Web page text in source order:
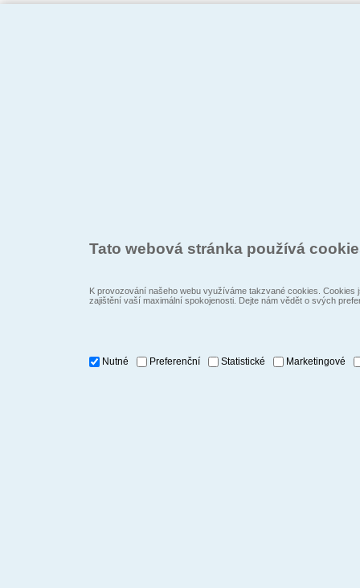
Tato webová stránka používá
K provozování našeho webu využíváme takzvané cookies.
zajištění vaší maximální spokojenosti. Dejte nám vědět o svých
Nutné Preferenční Statistické Marketingové